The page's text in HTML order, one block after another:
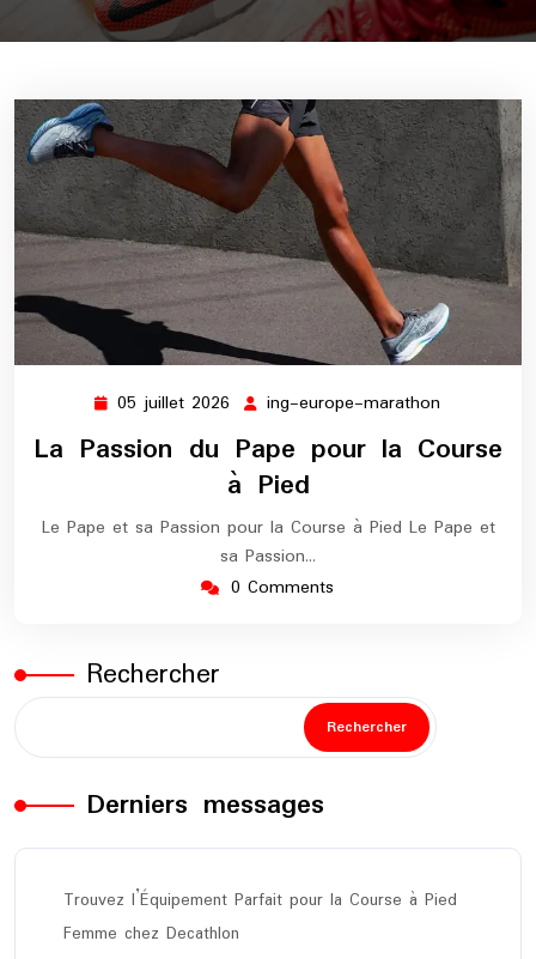
05 juillet 2026 05
juillet
2026
ing-europe-marathon
marathon
La Passion du Pape pour la Course
à Pied
Le Pape et sa Passion pour la Course à Pied Le Pape et
sa Passion…
0 Comments
Rechercher
Rechercher
Derniers messages
Trouvez l’Équipement Parfait pour la Course à Pied
Femme chez Decathlon